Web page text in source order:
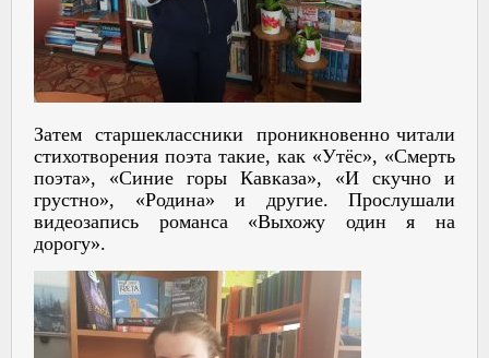
Затем старшеклассники проникновенно читали
стихотворения поэта такие, как «Утёс», «Смерть
поэта», «Синие горы Кавказа», «И скучно и
грустно», «Родина» и другие. Прослушали
видеозапись романса «Выхожу один я на
дорогу».